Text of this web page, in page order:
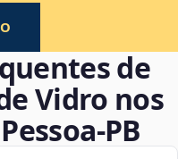
de
Vidro nos